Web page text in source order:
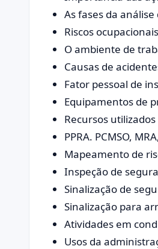
As fases da
Riscos ocupacionais
O ambiente de
Causas de
Fator pessoal de
Equipamentos de
Recursos
PPRA. PCMSO,
Mapeamento de
Inspeção de
Sinalização de
Sinalização para
Atividades em
Usos da